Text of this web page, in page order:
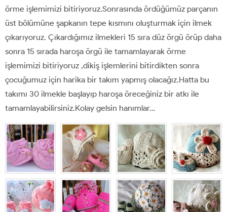
örme işlemimizi bitiriyoruz.Sonrasında ördüğümüz parçanın
üst bölümüne şapkanın tepe kısmını oluşturmak için ilmek
çıkarıyoruz. Çıkardığımız ilmekleri 15 sıra düz örgü örüp daha
sonra 15 sırada haroşa örgü ile tamamlayarak örme
işlemimizi bitiriyoruz ,dikiş işlemlerini bitirdikten sonra
çocuğumuz için harika bir takım yapmış olacağız.Hatta bu
takımı 30 ilmekle başlayıp haroşa öreceğiniz bir atkı ile
tamamlayabilirsiniz.Kolay gelsin hanımlar…